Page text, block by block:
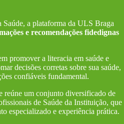
a plataforma da ULS Braga
e recomendações fidedignas
promover a literacia em saúde e
decisões corretas sobre sua saúde,
confiáveis fundamental.
reúne um conjunto diversificado de
de Saúde da Instituição, que
especializado e experiência prática.